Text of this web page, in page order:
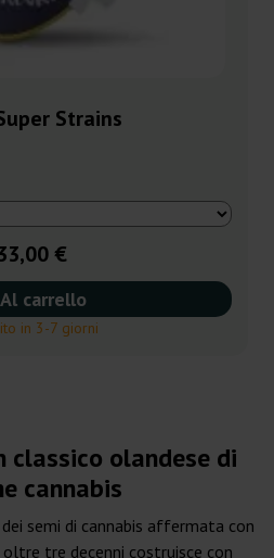
Strains
€
Al carrello
in 3-7 giorni
classico olandese di
cannabis
dei semi di cannabis affermata con
oltre tre decenni costruisce con